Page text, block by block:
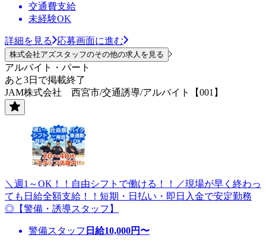
交通費支給
未経験OK
詳細を見る 応募画面に進む
株式会社アズスタッフのその他の求人を見る
アルバイト・パート
あと3日で掲載終了
JAM株式会社 西宮市/交通誘導/アルバイト【001】
＼週1～OK！！自由シフトで働ける！！／現場が早く終わっ
ても日給全額支給！！短期・日払い・即日入金で安定勤務
◎【警備・誘導スタッフ】
警備スタッフ 日給10,000円〜